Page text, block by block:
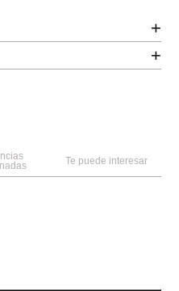
+
+
Te puede interesar